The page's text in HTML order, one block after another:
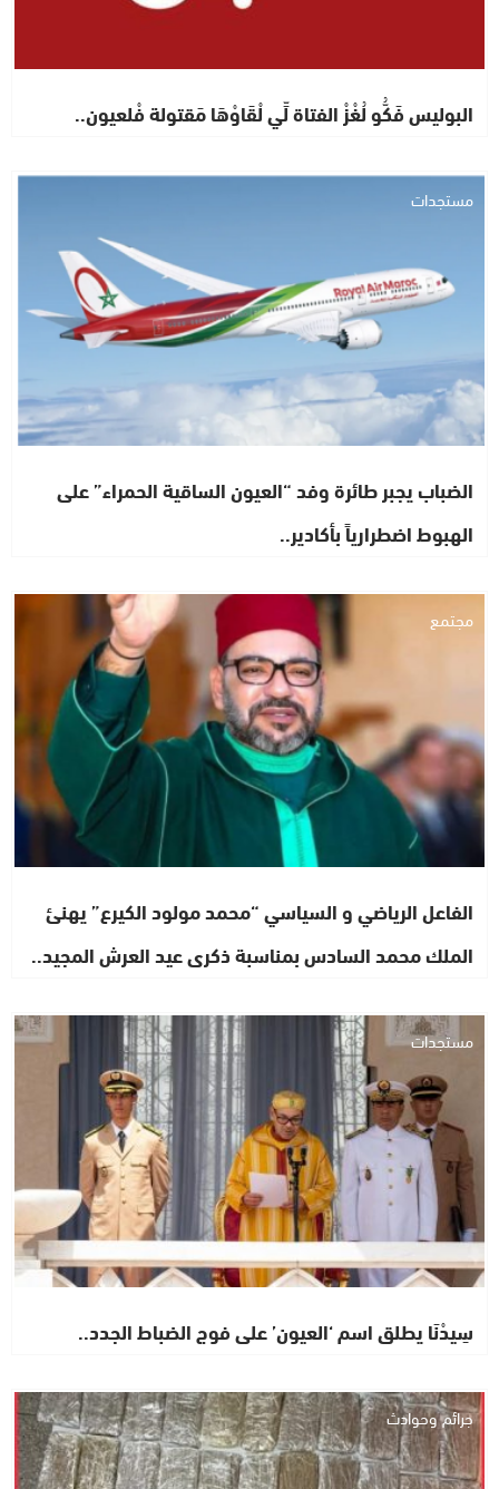
البوليس فَكُّو لُغْزْ الفتاة لِّي لْقَاوْهَا مَقتولة فْلعيون..
مستجدات
الضباب يجبر طائرة وفد “العيون الساقية الحمراء” على
الهبوط اضطرارياً بأكادير..
مجتمع
الفاعل الرياضي و السياسي “محمد مولود الكيرع” يهنئ
الملك محمد السادس بمناسبة ذكرى عيد العرش المجيد..
مستجدات
سِيدْنَا يطلق اسم ‘العيون’ على فوج الضباط الجدد..
جرائم وحوادث